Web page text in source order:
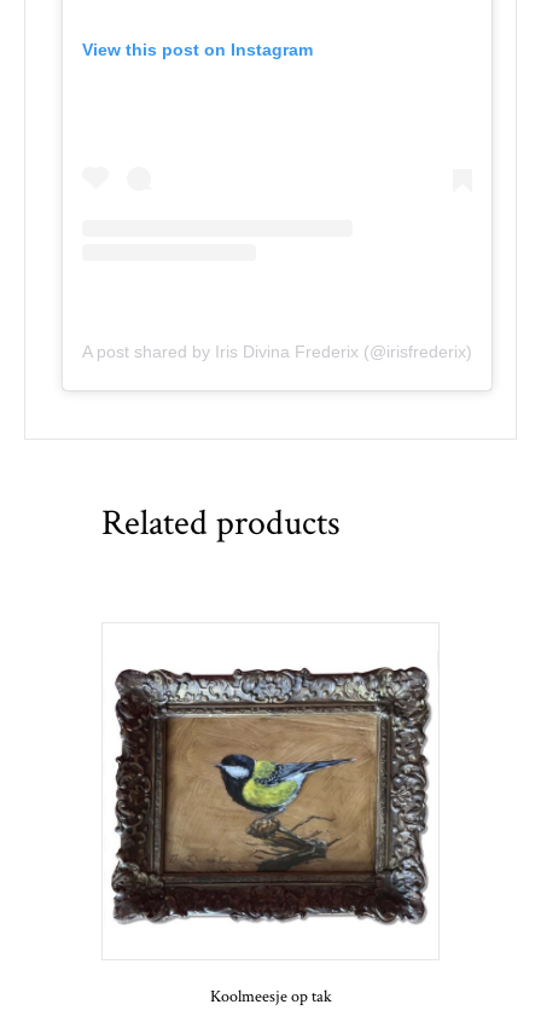
View this post on Instagram
A post shared by Iris Divina Frederix (@irisfrederix)
Related products
Koolmeesje op tak